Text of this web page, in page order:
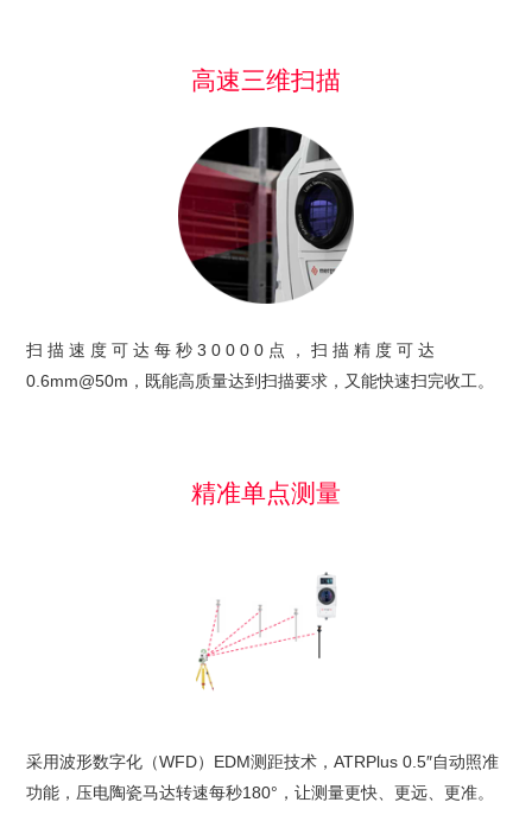
高速三维扫描
扫 描 速 度 可 达 每 秒 3 0 0 0 0 点 ， 扫 描 精 度 可 达
0.6mm@50m，既能高质量达到扫描要求，又能快速扫完收工。
精准单点测量
采用波形数字化（WFD）EDM测距技术，ATRPlus 0.5″自动照准
功能，压电陶瓷马达转速每秒180°，让测量更快、更远、更准。